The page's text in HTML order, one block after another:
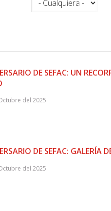
DE SEFAC: UN
del 2025
DE SEFAC: GALERÍA
del 2025